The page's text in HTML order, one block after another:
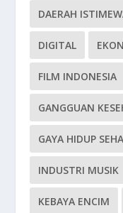
DAERAH
DIGITAL
FILM INDONESIA
GANGGUAN
GAYA HIDUP
INDUSTRI MUSIK
KEBAYA ENCIM